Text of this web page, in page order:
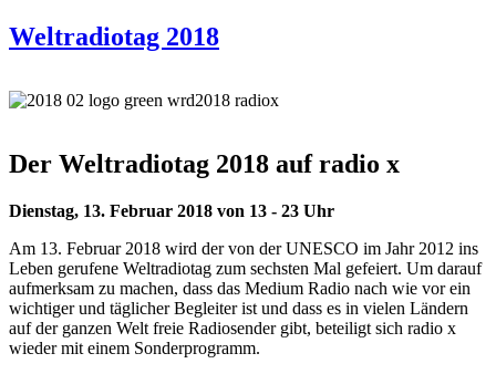
Weltradiotag 2018
Der Weltradiotag 2018 auf radio x
Dienstag, 13. Februar 2018 von 13 - 23 Uhr
Am 13. Februar 2018 wird der von der UNESCO im Jahr 2012 ins
Leben gerufene Weltradiotag zum sechsten Mal gefeiert. Um darauf
aufmerksam zu machen, dass das Medium Radio nach wie vor ein
wichtiger und täglicher Begleiter ist und dass es in vielen Ländern
auf der ganzen Welt freie Radiosender gibt, beteiligt sich radio x
wieder mit einem Sonderprogramm.